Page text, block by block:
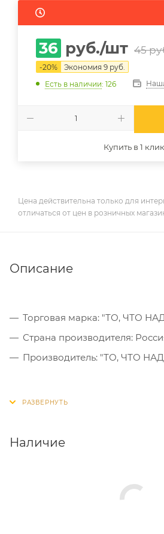
36 руб./шт 45
-20% Экономия 9 руб.
Есть в наличии: 126
Купить в 1 клик
Цена действительна только для
отличаться от цен в розничных
Описание
Торговая марка: "ТО, ЧТО
Страна производителя:
Производитель: "ТО, ЧТО
Наличие